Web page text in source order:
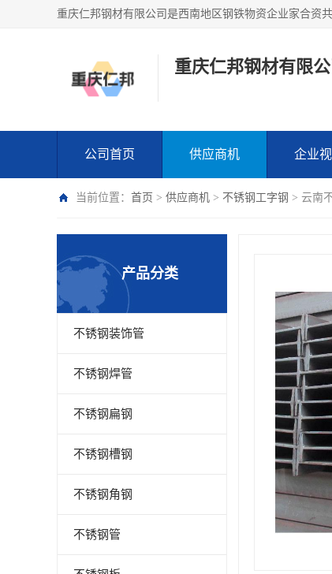
重庆仁邦钢材有限公
公司首页 供应商机 企业
当前位置： 首页 > 供应商机 > 不锈钢工字钢 > 云南
产品分类
不锈钢装饰管
不锈钢焊管
不锈钢扁钢
不锈钢槽钢
不锈钢角钢
不锈钢管